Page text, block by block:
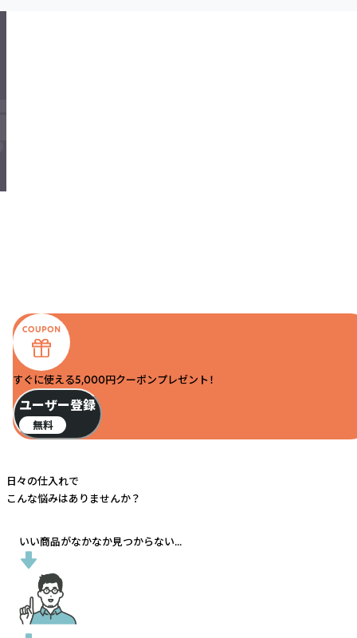
すぐに使える5,000円クーポンプレゼント！
ユーザー登録
無料
日々の仕入れで
こんな悩みはありませんか？
いい商品がなかなか見つからない...